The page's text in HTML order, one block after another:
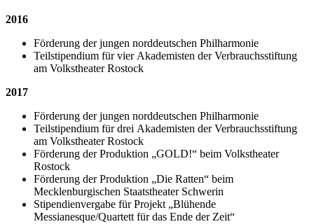
2016
Förderung der jungen norddeutschen Philharmonie
Teilstipendium für vier Akademisten der Verbrauchsstiftung
am Volkstheater Rostock
2017
Förderung der jungen norddeutschen Philharmonie
Teilstipendium für drei Akademisten der Verbrauchsstiftung
am Volkstheater Rostock
Förderung der Produktion „GOLD!“ beim Volkstheater
Rostock
Förderung der Produktion „Die Ratten“ beim
Mecklenburgischen Staatstheater Schwerin
Stipendienvergabe für Projekt „Blühende
Messianesque/Quartett für das Ende der Zeit“